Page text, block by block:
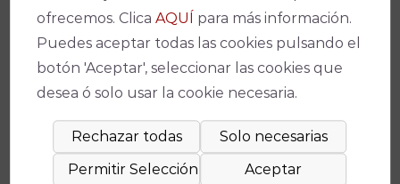
Gran Teatro
Fecha(s)
29/01/2022-20:00
Duración
90 minutos
ofrecemos. ClicaAQUÍ
para más información.
Puedes aceptar todas las cookies pulsando el
botón 'Aceptar', seleccionar las cookies que
desea ó solo usar la cookie necesaria.